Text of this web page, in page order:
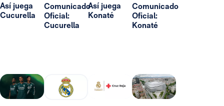
Así juega
Cucurella
Comunicado
Oficial:
Cucurella
Así juega
Konaté
Comunicado
Oficial:
Konaté